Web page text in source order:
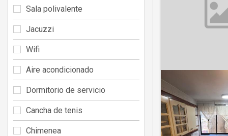
Sala polivalente
Jacuzzi
Wifi
Aire acondicionado
Dormitorio de servicio
Cancha de tenis
Chimenea